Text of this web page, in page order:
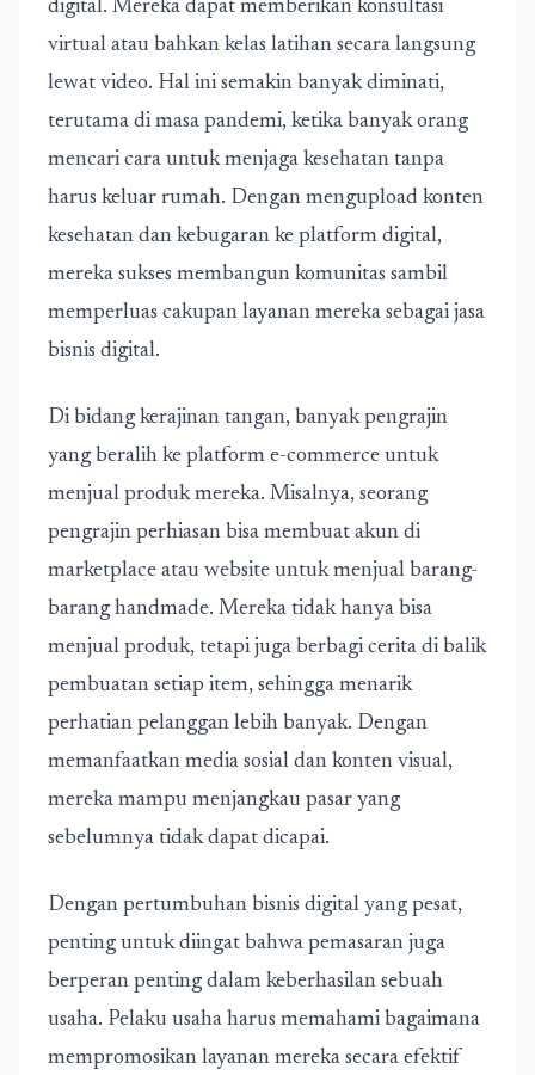
digital. Mereka dapat memberikan konsultasi
virtual atau bahkan kelas latihan secara langsung
lewat video. Hal ini semakin banyak diminati,
terutama di masa pandemi, ketika banyak orang
mencari cara untuk menjaga kesehatan tanpa
harus keluar rumah. Dengan mengupload konten
kesehatan dan kebugaran ke platform digital,
mereka sukses membangun komunitas sambil
memperluas cakupan layanan mereka sebagai jasa
bisnis digital.
Di bidang kerajinan tangan, banyak pengrajin
yang beralih ke platform e-commerce untuk
menjual produk mereka. Misalnya, seorang
pengrajin perhiasan bisa membuat akun di
marketplace atau website untuk menjual barang-
barang handmade. Mereka tidak hanya bisa
menjual produk, tetapi juga berbagi cerita di balik
pembuatan setiap item, sehingga menarik
perhatian pelanggan lebih banyak. Dengan
memanfaatkan media sosial dan konten visual,
mereka mampu menjangkau pasar yang
sebelumnya tidak dapat dicapai.
Dengan pertumbuhan bisnis digital yang pesat,
penting untuk diingat bahwa pemasaran juga
berperan penting dalam keberhasilan sebuah
usaha. Pelaku usaha harus memahami bagaimana
mempromosikan layanan mereka secara efektif